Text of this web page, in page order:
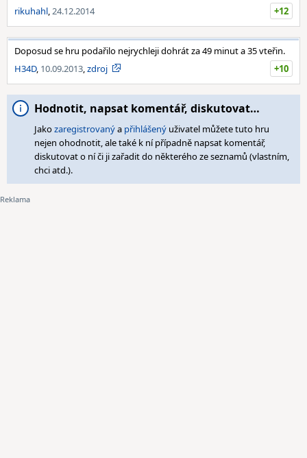
rikuhahl,24.12.2014 +12
Doposud se hru podařilo nejrychleji dohrát za 49 minut a 35 vteřin.
H34D, 10.09.2013,zdroj +10
Hodnotit, napsat komentář, diskutovat…
Jakozaregistrovanýa přihlášený uživatel můžete tuto hru
nejen ohodnotit, ale také k ní případně napsat komentář,
diskutovat o ní či ji zařadit do některého ze seznamů (vlastním,
chci atd.).